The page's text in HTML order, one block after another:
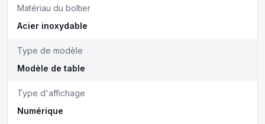
Matériau du boîtier
Acier inoxydable
Type de modèle
Modèle de table
Type d'affichage
Numérique